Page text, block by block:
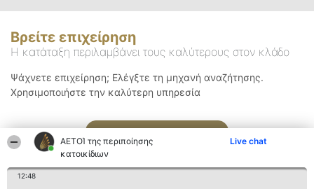
ΑΕΤΟΊ της περιποίησης
κατοικίδιων
Live chat
12:48
Βρείτε επιχείρηση
Η κατάταξη περιλαμβάνει τους καλύτερους στον κλάδο
Ψάχνετε επιχείρηση; Ελέγξτε τη μηχανή αναζήτησης.
Χρησιμοποιήστε την καλύτερη υπηρεσία
Αναζήτηση